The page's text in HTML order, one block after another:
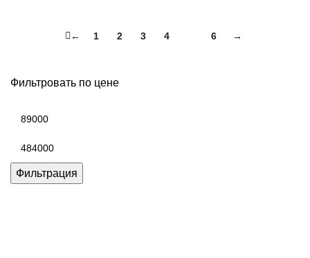
Фильтровать по цене
Фильтрация
← 1 2 3 4 6 →